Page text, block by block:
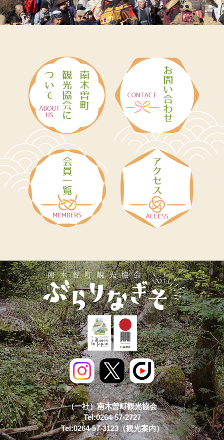
（一社）南木曽町観光協会
Tel:0264-57-2727
Tel:0264-57-3123（観光案内）